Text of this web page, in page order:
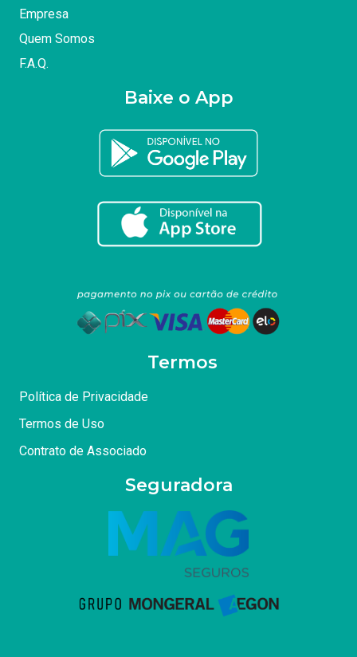
Empresa
Quem Somos
F.A.Q.
Baixe o App
Termos
Política de Privacidade
Termos de Uso
Contrato de Associado
Seguradora